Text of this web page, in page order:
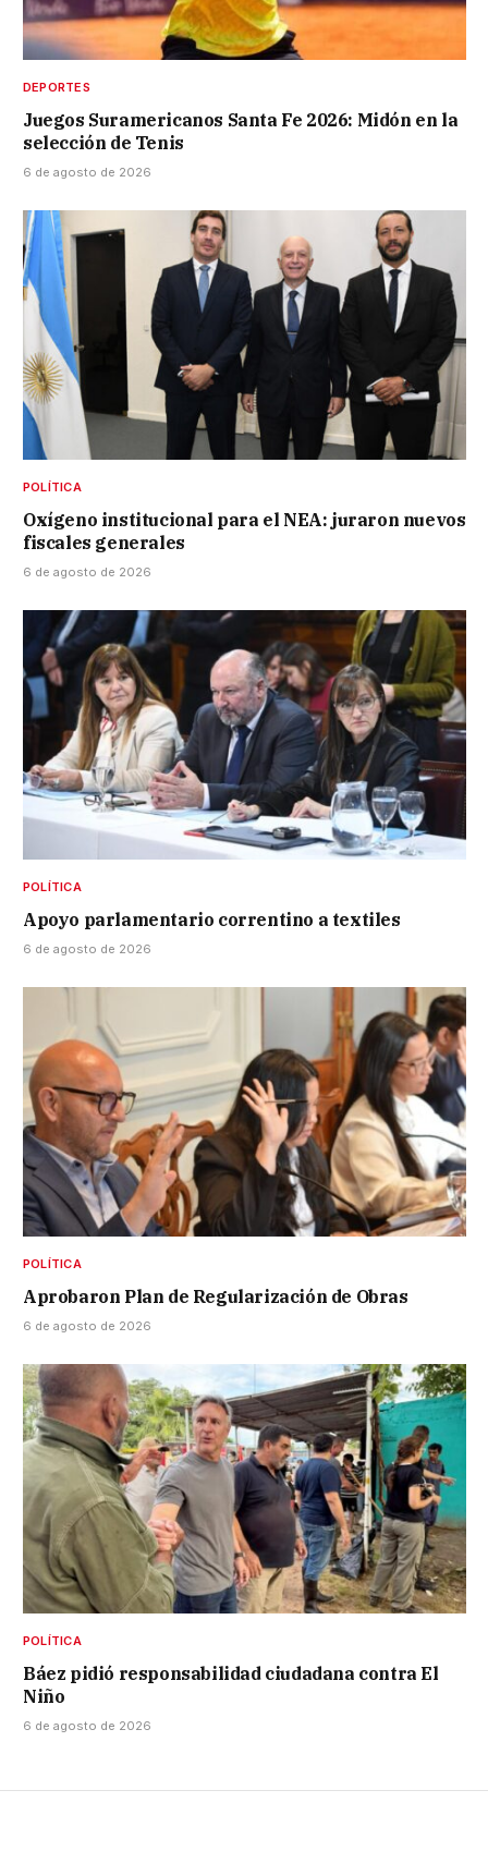
DEPORTES
Juegos Suramericanos Santa Fe 2026: Midón en la
selección de Tenis
6 de agosto de 2026
POLÍTICA
Oxígeno institucional para el NEA: juraron nuevos
fiscales generales
6 de agosto de 2026
POLÍTICA
Apoyo parlamentario correntino a textiles
6 de agosto de 2026
POLÍTICA
Aprobaron Plan de Regularización de Obras
6 de agosto de 2026
POLÍTICA
Báez pidió responsabilidad ciudadana contra El
Niño
6 de agosto de 2026